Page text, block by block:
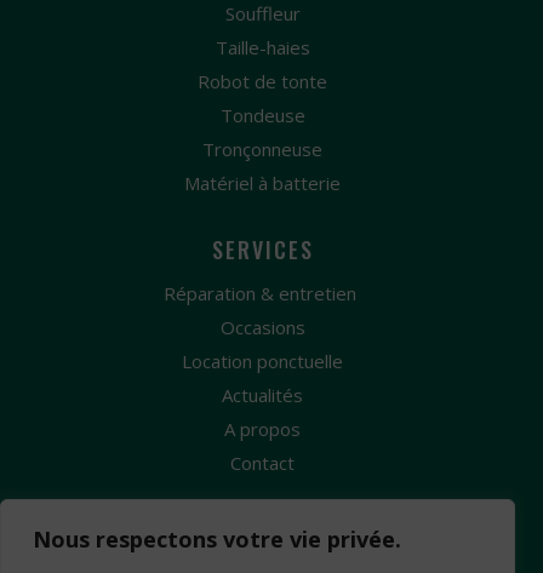
Nous respectons votre vie privée.
Souffleur
Taille-haies
Robot de tonte
Tondeuse
Tronçonneuse
Matériel à batterie
SERVICES
Réparation & entretien
Occasions
Location ponctuelle
Actualités
A propos
Contact